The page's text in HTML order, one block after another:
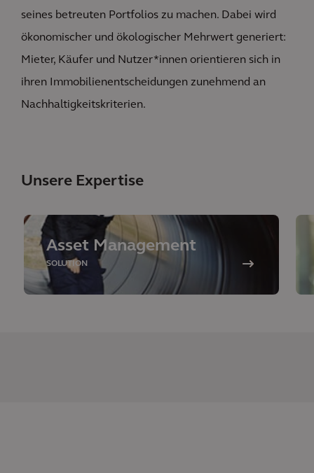
seines betreuten Portfolios zu machen. Dabei wird
ökonomischer und ökologischer Mehrwert generiert:
Mieter, Käufer und Nutzer*innen orientieren sich in
ihren Immobilienentscheidungen zunehmend an
Nachhaltigkeitskriterien.
Unsere Expertise
Asset Management
SOLUTION